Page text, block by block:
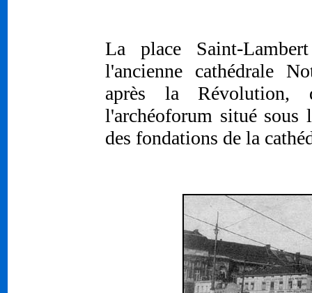
La place Saint-
l'ancienne cathédrale
après la Révolution,
l'archéoforum situé sous
des fondations de la